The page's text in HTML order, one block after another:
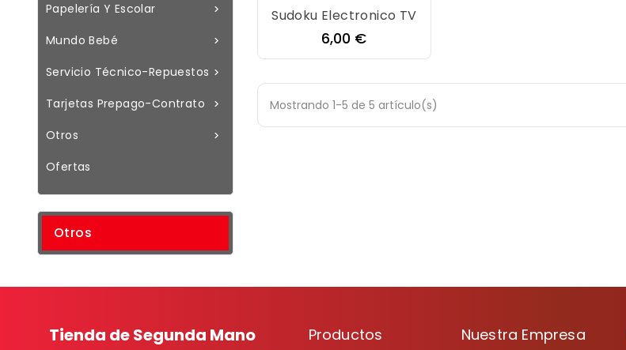

Papelería Y Escolar

Mundo Bebé

Servicio Técnico-Repuestos

Tarjetas Prepago-Contrato

Otros
Ofertas
Otros
Sudoku Electronico TV
Precio
6,00 €
Mostrando 1-5 de 5 artículo(s)
Tienda de Segunda Mano Productos Nuestra Empresa